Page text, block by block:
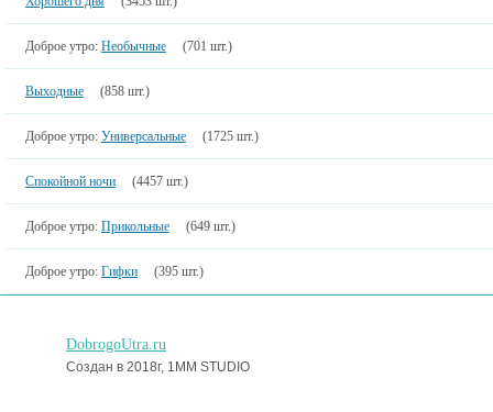
Доброе утро: Необычные (701 шт.)
Выходные (858 шт.)
Доброе утро: Универсальные (1725 шт.)
Спокойной ночи (4457 шт.)
Доброе утро: Прикольные (649 шт.)
Доброе утро: Гифки (395 шт.)
DobrogoUtra.ru
Создан в 2018г, 1MM STUDIO